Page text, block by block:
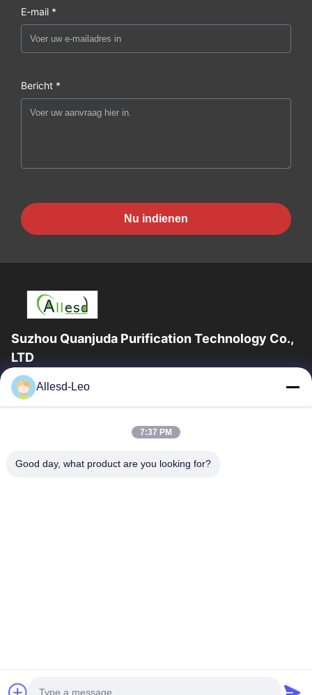
E-mail *
Bericht *
Nu indienen
Suzhou Quanjuda Purification Technology Co.,
LTD
16years ervaring, als belangrijke fabrikant en exporteur van
ESD & Cleanroom producten, bieden wij een volledige lijn van
Huis
Producten
Allesd-Leo
7:37 PM
Good day, what product are you looking for?